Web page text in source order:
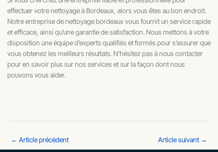
effectuer votre nettoyage à Bordeaux, alors vous êtes au bon endroit.
Notre entreprise de nettoyage bordeaux vous fournit un service rapide
et efficace, ainsi qu’une garantie de satisfaction. Nous mettons à votre
disposition une équipe d’experts qualifiés et formés pour s’assurer que
vous obtenez les meilleurs résultats. N’hésitez pas à nous contacter
pour en savoir plus sur nos services et sur la façon dont nous
pouvons vous aider.
← Article précédent Article suivant →